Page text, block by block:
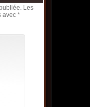
Les
avec *